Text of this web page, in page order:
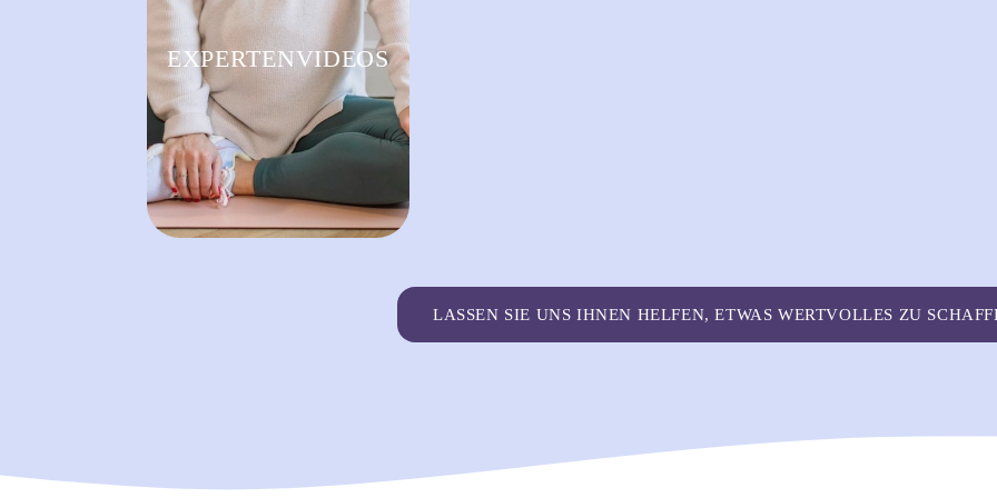
EXPERTENVIDEOS
LASSEN SIE UNS IHNEN HELFEN, ETWAS WERTVOLLES ZU